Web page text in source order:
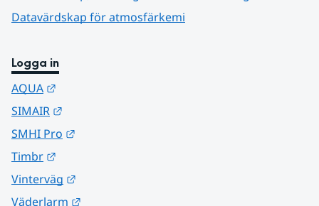
Datavärdskap för atmosfärkemi
Logga in
AQUA
SIMAIR
SMHI Pro
Timbr
Vinterväg
Väderlarm